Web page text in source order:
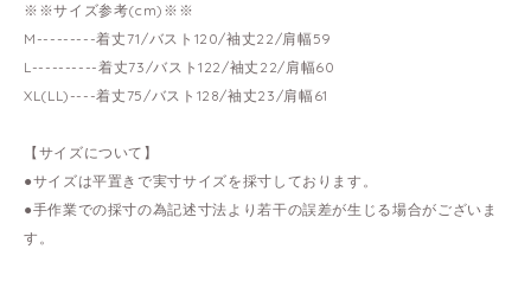
※※サイズ参考(cm)※※
M---------着丈71/バスト120/袖丈22/肩幅59
L----------着丈73/バスト122/袖丈22/肩幅60
XL(LL)----着丈75/バスト128/袖丈23/肩幅61
【サイズについて】
●サイズは平置きで実寸サイズを採寸しております。
●手作業での採寸の為記述寸法より若干の誤差が生じる場合がございま
す。